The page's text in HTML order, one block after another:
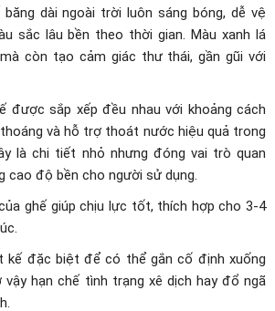
dài ngoài trời luôn sáng bóng, dễ vệ
sắc lâu bền theo thời gian. Màu xanh lá
còn tạo cảm giác thư thái, gần gũi với
được sắp xếp đều nhau với khoảng cách
và hỗ trợ thoát nước hiệu quả trong
là chi tiết nhỏ nhưng đóng vai trò quan
cao độ bền cho người sử dụng.
ghế giúp chịu lực tốt, thích hợp cho 3-4
kế đặc biệt để có thể gắn cố định xuống
vậy hạn chế tình trạng xê dịch hay đổ ngã